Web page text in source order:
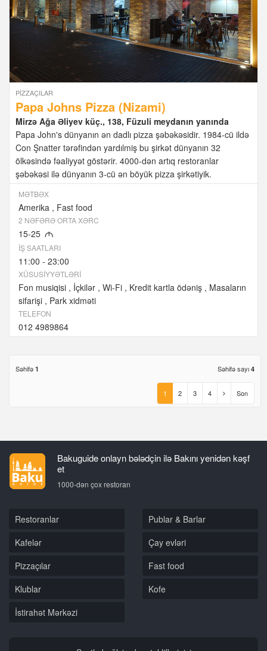
PIZZAÇILAR
Papa Johns Pizza (Nizami)
Mirzə Ağa Əliyev küç., 138, Füzuli meydanın yanında
Papa John's dünyanın ən dadlı pizza şəbəkəsidir. 1984-cü ildə
Con Şnatter tərəfindən yardılmiş bu şirkət dünyanın 32
ölkəsində fəaliyyət göstərir. 4000-dən artıq restoranlar
şəbəkəsi ilə dünyanın 3-cü ən böyük pizza şirkətiyik.
MƏTBƏX
Amerika Fast food
2 NƏFƏRƏ ORTA XƏRC
15-25 M
İŞ SAATLARI
11:00 - 23:00
XÜSUSIYYƏTLƏRI
Fon musiqisi İçkilər Wi-Fi Kredit kartla ödəniş
Masaların
sifarişi
Park xidməti
TELEFON
012 4989864
Səhifə 1 Səhifə sayı 4
1 2 3 4 Son
Bakuguide onlayn bələdçin ilə Bakını yenidən kəşf
et
1000-dən çox restoran
Restoranlar
Publar & Barlar
Kafelər
Çay evləri
Pizzaçılar
Fast food
Klublar
Kofe
İstirahət Mərkəzi